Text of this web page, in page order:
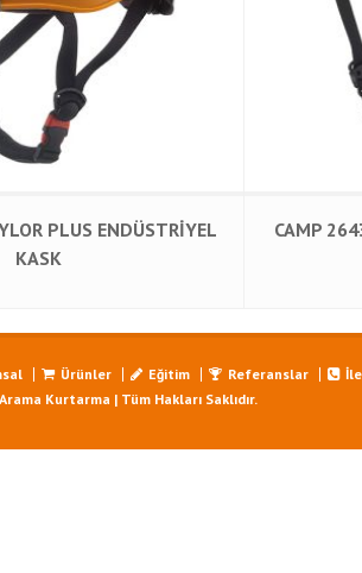
PLUS ENDÜSTRİYEL
KASK
CAMP
Ürünler Eğitim Referanslar
Kurtarma | Tüm Hakları Saklıdır.